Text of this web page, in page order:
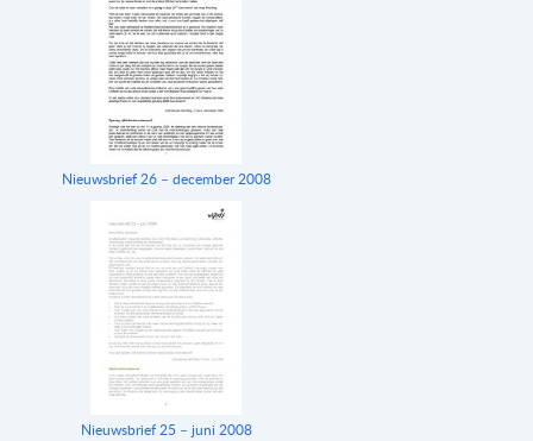
Nieuwsbrief 26 – december 2008
Nieuwsbrief 25 – juni 2008